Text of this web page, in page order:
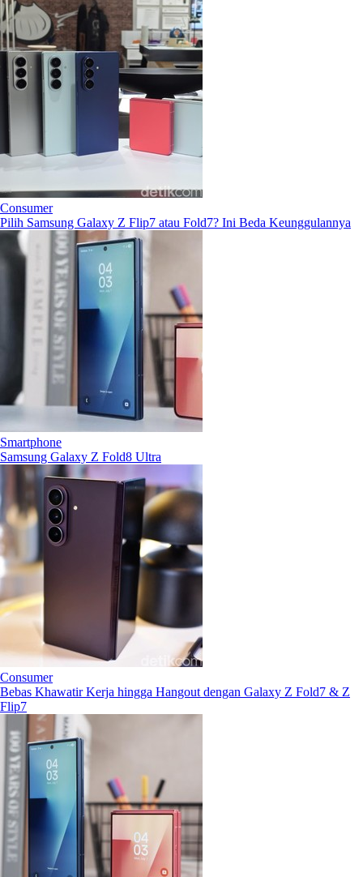
Consumer
Pilih Samsung Galaxy Z Flip7 atau Fold7? Ini Beda Keunggulannya
Smartphone
Samsung Galaxy Z Fold8 Ultra
Consumer
Bebas Khawatir Kerja hingga Hangout dengan Galaxy Z Fold7 & Z
Flip7